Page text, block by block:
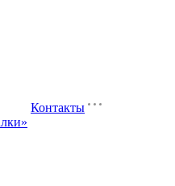
Контакты